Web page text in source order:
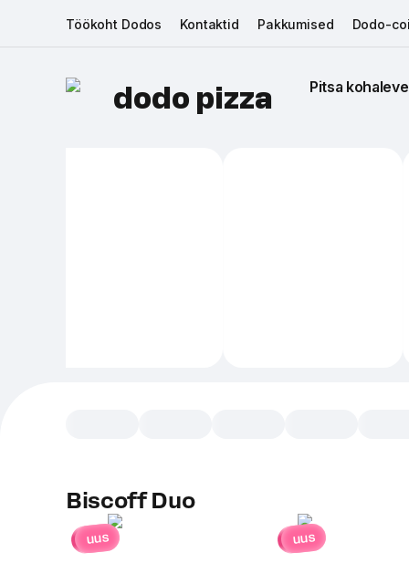
Töökoht Dodos Kontaktid Pakkumised Dodo-
dodo pizza Pitsa
Biscoff Duo
uus uus